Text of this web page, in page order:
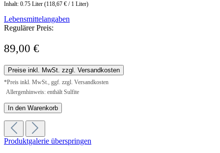
Inhalt: 0.75 Liter (118,67 € / 1 Liter)
Lebensmittelangaben
Regulärer Preis:
89,00 €
Preise inkl. MwSt. zzgl. Versandkosten
*Preis inkl. MwSt., ggf. zzgl. Versandkosten
Allergenhinweis: enthält Sulfite
In den Warenkorb
Produktgalerie überspringen